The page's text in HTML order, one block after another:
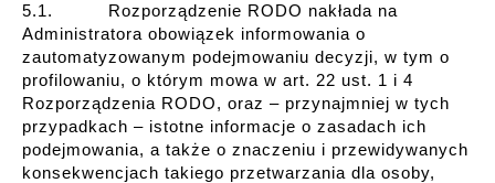
5.1. Rozporządzenie RODO nakłada na
Administratora obowiązek informowania o
zautomatyzowanym podejmowaniu decyzji, w tym o
profilowaniu, o którym mowa w art. 22 ust. 1 i 4
Rozporządzenia RODO, oraz – przynajmniej w tych
przypadkach – istotne informacje o zasadach ich
podejmowania, a także o znaczeniu i przewidywanych
konsekwencjach takiego przetwarzania dla osoby,